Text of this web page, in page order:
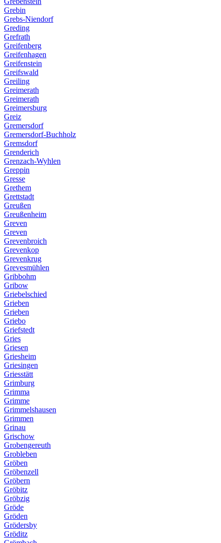
Grebin
Grebs-Niendorf
Greding
Grefrath
Greifenberg
Greifenhagen
Greifenstein
Greifswald
Greiling
Greimerath
Greimerath
Greimersburg
Greiz
Gremersdorf
Gremersdorf-Buchholz
Gremsdorf
Grenderich
Grenzach-Wyhlen
Greppin
Gresse
Grethem
Grettstadt
Greußen
Greußenheim
Greven
Greven
Grevenbroich
Grevenkop
Grevenkrug
Grevesmühlen
Gribbohm
Gribow
Griebelschied
Grieben
Grieben
Griebo
Griefstedt
Gries
Griesen
Griesheim
Griesingen
Griesstätt
Grimburg
Grimma
Grimme
Grimmelshausen
Grimmen
Grinau
Grischow
Grobengereuth
Grobleben
Gröben
Gröbenzell
Gröbern
Gröbitz
Gröbzig
Gröde
Gröden
Grödersby
Gröditz